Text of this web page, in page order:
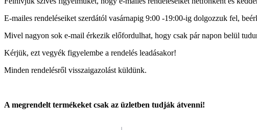
E-mailes rendeléseiket szerdától vasárnapig 9:00 -19:00-ig dolgozzuk fel,
Mivel nagyon sok e-mail érkezik előfordulhat, hogy csak pár napon belül
Kérjük, ezt vegyék figyelembe a rendelés leadásakor!
Minden rendelésről visszaigazolást küldünk.
A megrendelt termékeket csak az üzletben tudják átvenni!